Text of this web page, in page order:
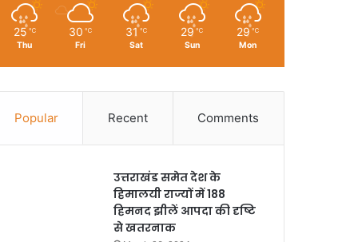
25 ℃
Thu
30 ℃
Fri
31 ℃
Sat
29 ℃
Sun
29 ℃
Mon
Popular Recent Comments
उत्तराखंड समेत देश के
हिमालयी राज्यों में 188
हिमनद झीलें आपदा की दृष्टि
से खतरनाक